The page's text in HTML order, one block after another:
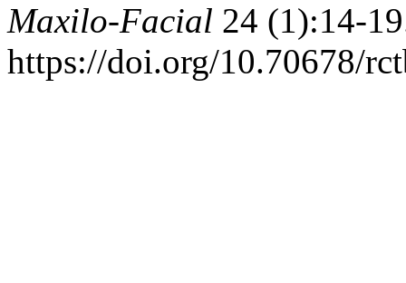
Maxilo-Facial 24 (1):14-
https://doi.org/10.70678/